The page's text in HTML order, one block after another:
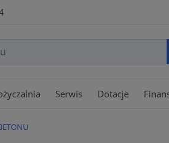
Serwis Dotacje